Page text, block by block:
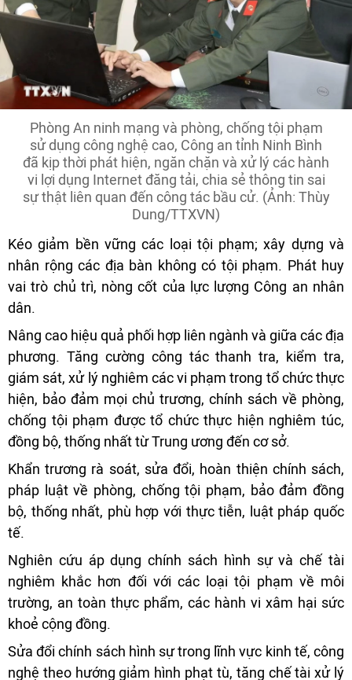
Phòng An ninh mạng và phòng, chống tội phạm
sử dụng công nghệ cao, Công an tỉnh Ninh Bình
đã kịp thời phát hiện, ngăn chặn và xử lý các hành
vi lợi dụng Internet đăng tải, chia sẻ thông tin sai
sự thật liên quan đến công tác bầu cử. (Ảnh: Thùy
Dung/TTXVN)
Kéo giảm bền vững các loại tội phạm; xây dựng và
nhân rộng các địa bàn không có tội phạm. Phát huy
vai trò chủ trì, nòng cốt của lực lượng Công an nhân
dân.
Nâng cao hiệu quả phối hợp liên ngành và giữa các địa
phương. Tăng cường công tác thanh tra, kiểm tra,
giám sát, xử lý nghiêm các vi phạm trong tổ chức thực
hiện, bảo đảm mọi chủ trương, chính sách về phòng,
chống tội phạm được tổ chức thực hiện nghiêm túc,
đồng bộ, thống nhất từ Trung ương đến cơ sở.
Khẩn trương rà soát, sửa đổi, hoàn thiện chính sách,
pháp luật về phòng, chống tội phạm, bảo đảm đồng
bộ, thống nhất, phù hợp với thực tiễn, luật pháp quốc
tế.
Nghiên cứu áp dụng chính sách hình sự và chế tài
nghiêm khắc hơn đối với các loại tội phạm về môi
trường, an toàn thực phẩm, các hành vi xâm hại sức
khoẻ cộng đồng.
Sửa đổi chính sách hình sự trong lĩnh vực kinh tế, công
nghệ theo hướng giảm hình phạt tù, tăng chế tài xử lý